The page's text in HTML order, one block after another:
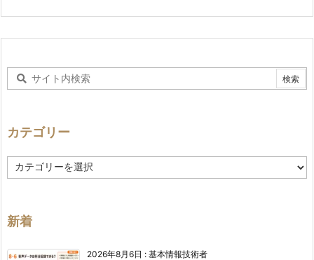
カテゴリー
テ
ー
新着
2026年8月6日 : 基本情報技術者